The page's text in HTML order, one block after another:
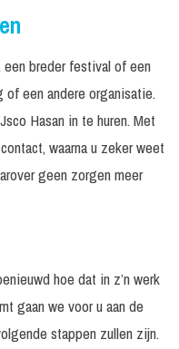
breder festival of een
een andere organisatie.
Hasan in te huren. Met
waarna u zeker weet
geen zorgen meer
hoe dat in z’n werk
gaan we voor u aan de
stappen zullen zijn.